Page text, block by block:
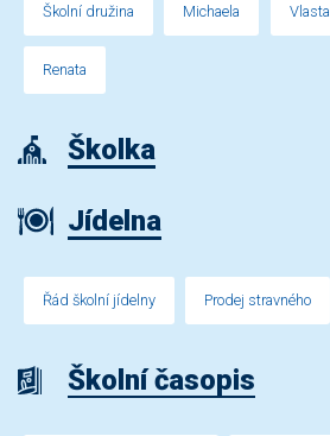
Školní družina Michaela Vlasta
Renata
Školka
Jídelna
Řád školní jídelny Prodej stravného
Školní časopis